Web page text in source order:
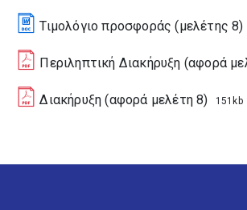
Τιμολόγιο προσφοράς (μελέτης 8)
Περιληπτική Διακήρυξη (αφορά
Διακήρυξη (αφορά μελέτη 8) 151kb